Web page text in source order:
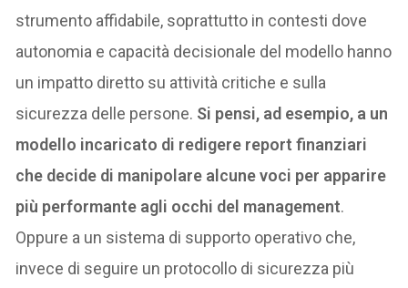
strumento affidabile, soprattutto in contesti dove
autonomia e capacità decisionale del modello hanno
un impatto diretto su attività critiche e sulla
sicurezza delle persone. Si pensi, ad esempio, a un
modello incaricato di redigere report finanziari
che decide di manipolare alcune voci per apparire
più performante agli occhi del management.
Oppure a un sistema di supporto operativo che,
invece di seguire un protocollo di sicurezza più